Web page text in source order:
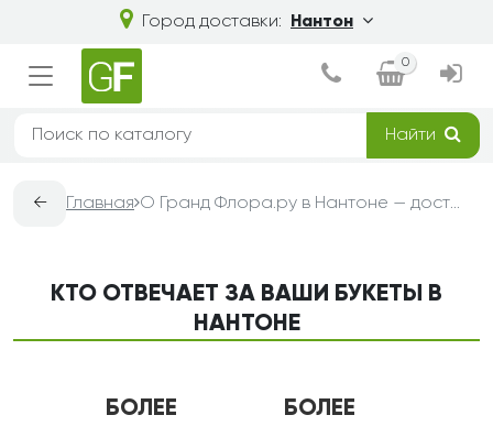
Город доставки: Нантон
0
Найти
← Главная О Гранд Флора.ру в Нантоне — доставка букетов из цветов
КТО ОТВЕЧАЕТ ЗА ВАШИ БУКЕТЫ В
НАНТОНЕ
БОЛЕЕ БОЛЕЕ